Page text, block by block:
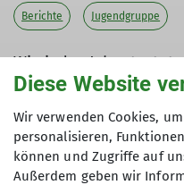
Berichte Jugendgruppe
Wie jedes Jahr
einer Ausfahrt auf die
dementsprechend
bestem Wetter ging
Kindern und
Diese Website
Wir verwenden Cookies,
personalisieren,
können und Zugriffe auf
Außerdem geben wir